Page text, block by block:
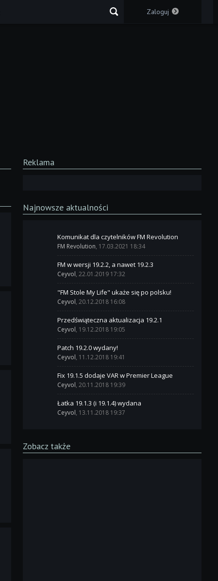
Zaloguj
Reklama
Najnowsze aktualności
Komunikat dla czytelników FM Revolution
FM Revolution, 17.03.2021 18:34
FM w wersji 19.2.2, a nawet 19.2.3
Ceyvol, 22.01.2019 17:32
"FM Stole My Life" ukaże się po polsku!
Ceyvol, 20.12.2018 16:08
Przedświąteczna aktualizacja 19.2.1
Ceyvol, 19.12.2018 19:05
Patch 19.2.0 wydany!
Ceyvol, 11.12.2018 19:41
Fix 19.1.5 dodaje VAR w Premier League
Ceyvol, 20.11.2018 19:39
Łatka 19.1.3 (i 19.1.4) wydana
Ceyvol, 13.11.2018 19:37
Zobacz także